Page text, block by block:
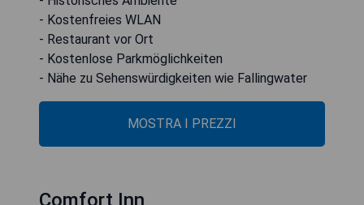
- Kostenfreies WLAN
- Restaurant vor Ort
- Kostenlose Parkmöglichkeiten
- Nähe zu Sehenswürdigkeiten wie Fallingwater
MOSTRA I PREZZI
Comfort Inn